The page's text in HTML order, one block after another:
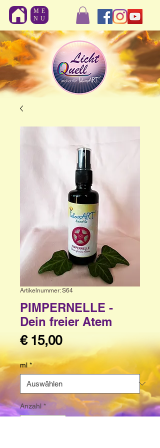
ME
NU
Artikelnummer: S64
PIMPERNELLE -
Dein freier Atem
€ 15,00Preis
ml *
Anzahl *